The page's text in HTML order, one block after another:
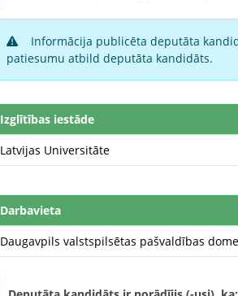
Informācija publicēta deputāta
patiesumu atbild deputāta kandidāts.
Izglītības iestāde
Latvijas Universitāte
Darbavieta
Daugavpils valstspilsētas pašvaldības dome